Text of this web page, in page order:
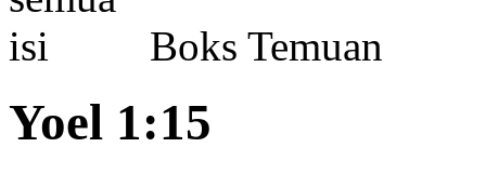
Boks Temuan
Yoel 1:15